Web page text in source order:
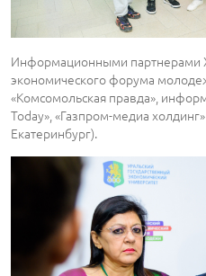
Информационными партнерами
экономического форума
«Комсомольская правда»,
Today», «Газпром-медиа холдинг»
Екатеринбург).